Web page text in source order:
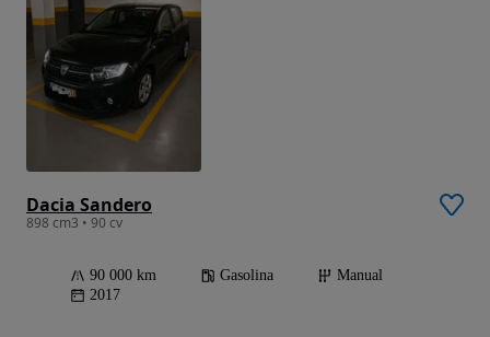
Dacia Sandero
898 cm3 • 90 cv
90 000 km Gasolina
Manual
2017